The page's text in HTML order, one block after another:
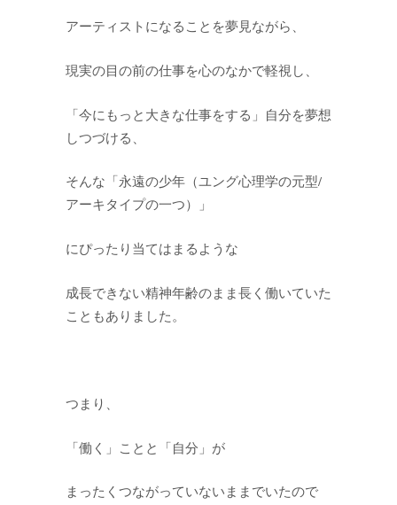
アーティストになることを夢見ながら、
現実の目の前の仕事を心のなかで軽視し、
「今にもっと大きな仕事をする」自分を夢想
しつづける、
そんな「永遠の少年（ユング心理学の元型/
アーキタイプの一つ）」
にぴったり当てはまるような
成長できない精神年齢のまま長く働いていた
こともありました。
つまり、
「働く」ことと「自分」が
まったくつながっていないままでいたので